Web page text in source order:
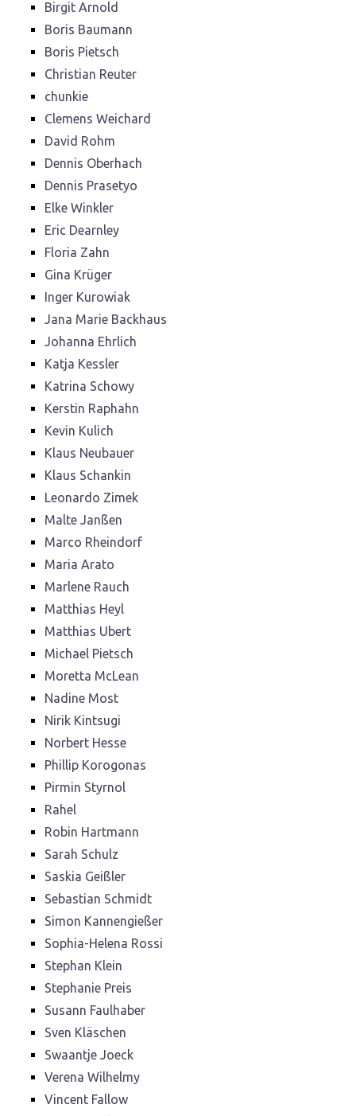
Birgit Arnold
Boris Baumann
Boris Pietsch
Christian Reuter
chunkie
Clemens Weichard
David Rohm
Dennis Oberhach
Dennis Prasetyo
Elke Winkler
Eric Dearnley
Floria Zahn
Gina Krüger
Inger Kurowiak
Jana Marie Backhaus
Johanna Ehrlich
Katja Kessler
Katrina Schowy
Kerstin Raphahn
Kevin Kulich
Klaus Neubauer
Klaus Schankin
Leonardo Zimek
Malte Janßen
Marco Rheindorf
Maria Arato
Marlene Rauch
Matthias Heyl
Matthias Ubert
Michael Pietsch
Moretta McLean
Nadine Most
Nirik Kintsugi
Norbert Hesse
Phillip Korogonas
Pirmin Styrnol
Rahel
Robin Hartmann
Sarah Schulz
Saskia Geißler
Sebastian Schmidt
Simon Kannengießer
Sophia-Helena Rossi
Stephan Klein
Stephanie Preis
Susann Faulhaber
Sven Kläschen
Swaantje Joeck
Verena Wilhelmy
Vincent Fallow